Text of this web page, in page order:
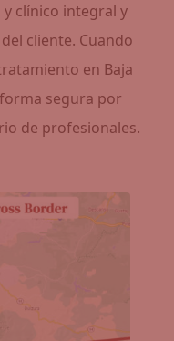
clínico integral y
cliente. Cuando
en Baja
segura por
de profesionales.